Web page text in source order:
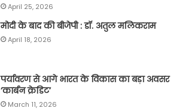
April 25, 2026
मोदी के बाद की बीजेपी : डॉ. अतुल मलिकराम
April 18, 2026
पर्यावरण से आगे भारत के विकास का बड़ा अवसर
‘कार्बन क्रेडिट’
March 11, 2026